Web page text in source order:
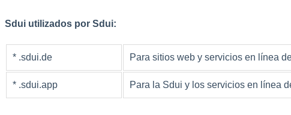
Sdui utilizados por Sdui:
* .sdui.de Para sitios web y servicios en línea
* .sdui.app Para la Sdui y los servicios en línea